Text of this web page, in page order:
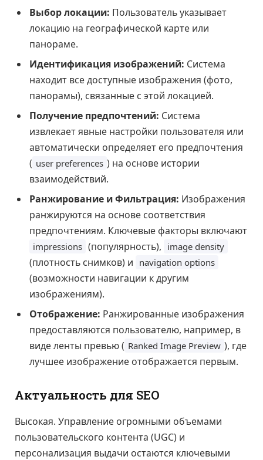
Выбор локации: Пользователь указывает
локацию на географической карте или
панораме.
Идентификация изображений: Система
находит все доступные изображения (фото,
панорамы), связанные с этой локацией.
Получение предпочтений: Система
извлекает явные настройки пользователя или
автоматически определяет его предпочтения
( user preferences ) на основе истории
взаимодействий.
Ранжирование и Фильтрация: Изображения
ранжируются на основе соответствия
предпочтениям. Ключевые факторы включают
impressions (популярность), image density
(плотность снимков) и navigation options
(возможности навигации к другим
изображениям).
Отображение: Ранжированные изображения
предоставляются пользователю, например, в
виде ленты превью ( Ranked Image Preview ), где
лучшее изображение отображается первым.
Актуальность для SEO
Высокая. Управление огромными объемами
пользовательского контента (UGC) и
персонализация выдачи остаются ключевыми